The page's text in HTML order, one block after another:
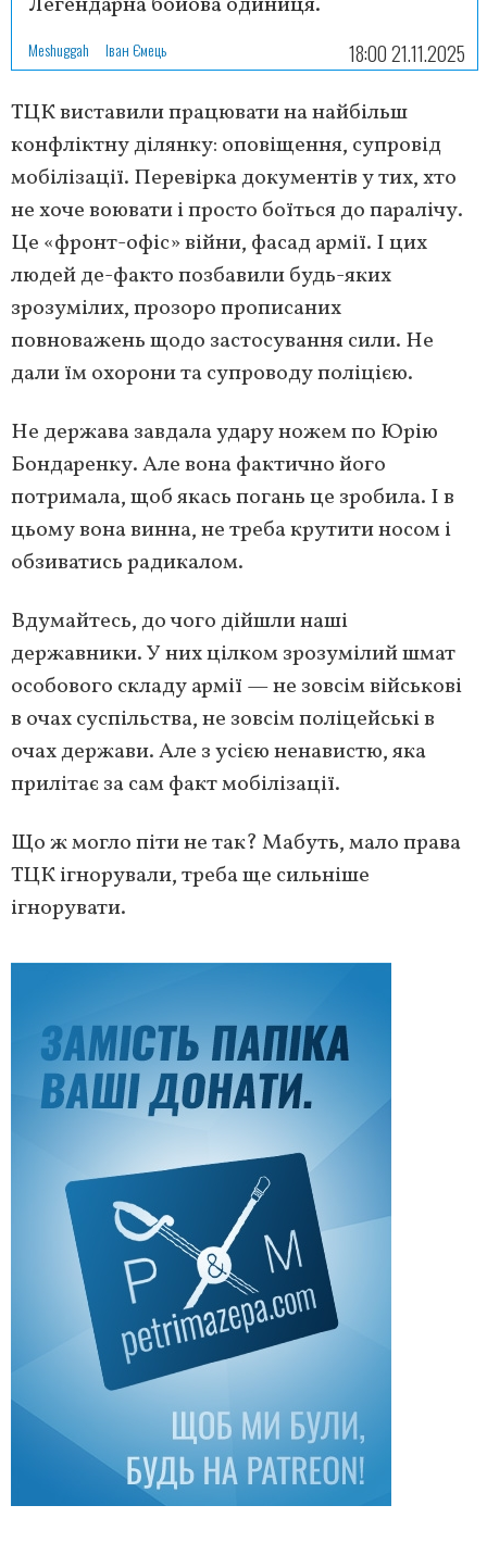
Meshuggah Іван Ємець 18:00 21.11.2025
ТЦК виставили працювати на найбільш
конфліктну ділянку: оповіщення, супровід
мобілізації. Перевірка документів у тих, хто
не хоче воювати і просто боїться до паралічу.
Це «фронт-офіс» війни, фасад армії. І цих
людей де-факто позбавили будь-яких
зрозумілих, прозоро прописаних
повноважень щодо застосування сили. Не
дали їм охорони та супроводу поліцією.
Не держава завдала удару ножем по Юрію
Бондаренку. Але вона фактично його
потримала, щоб якась погань це зробила. І в
цьому вона винна, не треба крутити носом і
обзиватись радикалом.
Вдумайтесь, до чого дійшли наші
державники. У них цілком зрозумілий шмат
особового складу армії — не зовсім військові
в очах суспільства, не зовсім поліцейські в
очах держави. Але з усією ненавистю, яка
прилітає за сам факт мобілізації.
Що ж могло піти не так? Мабуть, мало права
ТЦК ігнорували, треба ще сильніше
ігнорувати.